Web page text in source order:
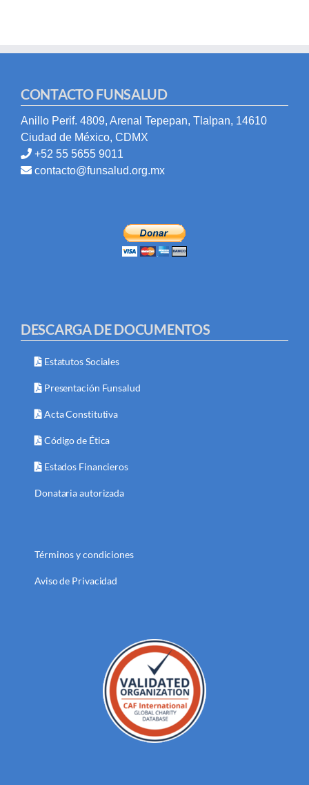
CONTACTO FUNSALUD
Anillo Perif. 4809, Arenal Tepepan, Tlalpan, 14610
Ciudad de México, CDMX
+52 55 5655 9011
contacto@funsalud.org.mx
DESCARGA DE DOCUMENTOS
Estatutos Sociales
Presentación Funsalud
Acta Constitutiva
Código de Ética
Estados Financieros
Donataria autorizada
Términos y condiciones
Aviso de Privacidad